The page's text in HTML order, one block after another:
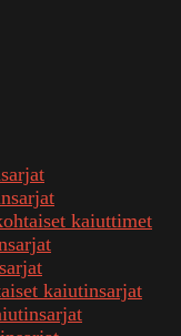
kaiuttimet
kaiutinsarjat